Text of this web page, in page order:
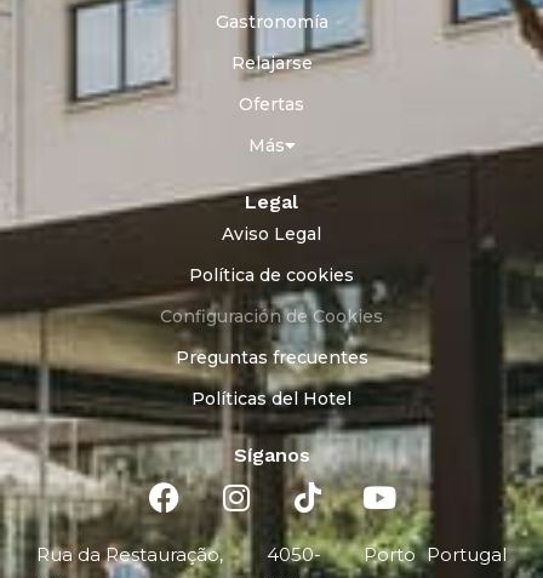
Gastronomía
Relajarse
Ofertas
Más
Legal
Aviso Legal
Política de cookies
Configuración de Cookies
Preguntas frecuentes
Políticas del Hotel
Síganos
Rua da Restauração,
4050-
Porto Portugal